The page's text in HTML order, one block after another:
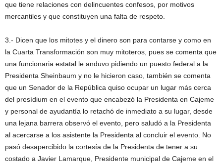
que tiene relaciones con delincuentes confesos, por motivos
mercantiles y que constituyen una falta de respeto.
3.- Dicen que los mitotes y el dinero son para contarse y como en
la Cuarta Transformación son muy mitoteros, pues se comenta que
una funcionaria estatal le anduvo pidiendo un puesto federal a la
Presidenta Sheinbaum y no le hicieron caso, también se comenta
que un Senador de la República quiso ocupar un lugar más cerca
del presídium en el evento que encabezó la Presidenta en Cajeme
y personal de ayudantía lo retachó de inmediato a su lugar, desde
una lejana barrera observó el evento, pero saludó a la Presidenta
al acercarse a los asistente la Presidenta al concluir el evento. No
pasó desapercibido la cortesía de la Presidenta de tener a su
costado a Javier Lamarque, Presidente municipal de Cajeme en el